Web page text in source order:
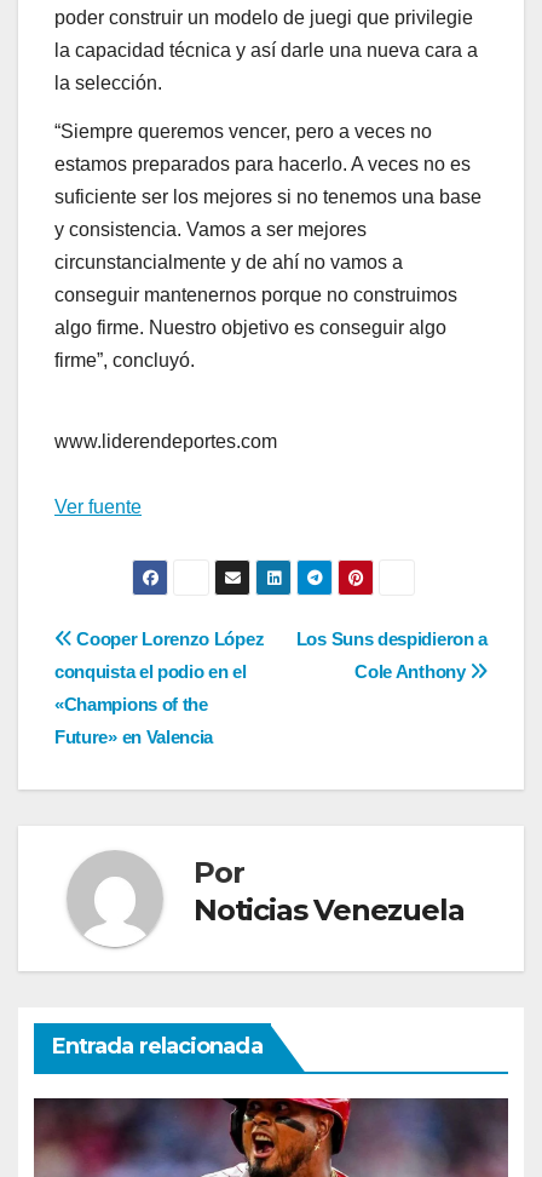
poder construir un modelo de juegi que privilegie
la capacidad técnica y así darle una nueva cara a
la selección.
“Siempre queremos vencer, pero a veces no
estamos preparados para hacerlo. A veces no es
suficiente ser los mejores si no tenemos una base
y consistencia. Vamos a ser mejores
circunstancialmente y de ahí no vamos a
conseguir mantenernos porque no construimos
algo firme. Nuestro objetivo es conseguir algo
firme”, concluyó.
www.liderendeportes.com
Ver fuente
Navegación
de
entradas
Los Suns despidieron a
Cole Anthony
Cooper Lorenzo López
conquista el podio en el
«Champions of the
Future» en Valencia
Por
Noticias Venezuela
Entrada relacionada